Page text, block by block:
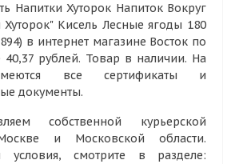
Напитки Хуторок Напиток Вокруг
Хуторок" Кисель Лесные ягоды 180
в интернет магазине Восток по
рублей. Товар в наличии. На
все сертификаты и
документы.
собственной курьерской
и Московской области.
условия, смотрите в разделе: